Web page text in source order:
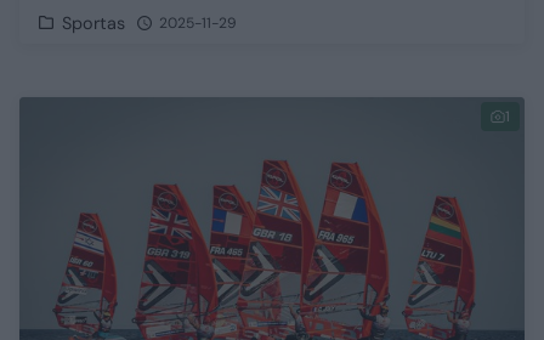
Sportas 2025-11-29
1